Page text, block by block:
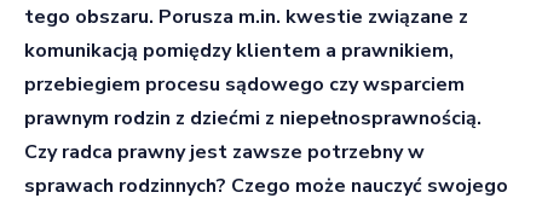
tego obszaru. Porusza m.in. kwestie związane z
komunikacją pomiędzy klientem a prawnikiem,
przebiegiem procesu sądowego czy wsparciem
prawnym rodzin z dziećmi z niepełnosprawnością.
Czy radca prawny jest zawsze potrzebny w
sprawach rodzinnych? Czego może nauczyć swojego